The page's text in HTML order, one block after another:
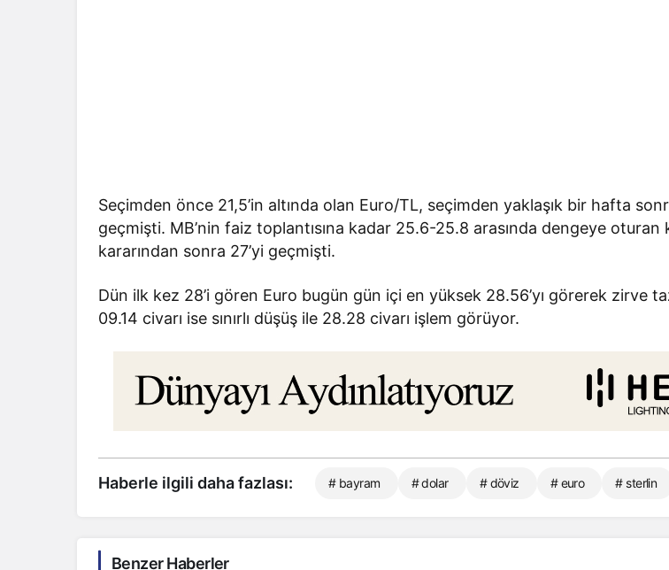
Seçimden önce 21,5’in altında olan Euro/TL, seçimden yaklaşık bir hafta
geçmişti. MB’nin faiz toplantısına kadar 25.6-25.8 arasında dengeye oturan
kararından sonra 27’yi geçmişti.
Dün ilk kez 28’i gören Euro bugün gün içi en yüksek 28.56’yı görerek zirve
09.14 civarı ise sınırlı düşüş ile 28.28 civarı işlem görüyor.
Haberle ilgili daha fazlası: # bayram # dolar # döviz # euro # sterlin
Benzer Haberler